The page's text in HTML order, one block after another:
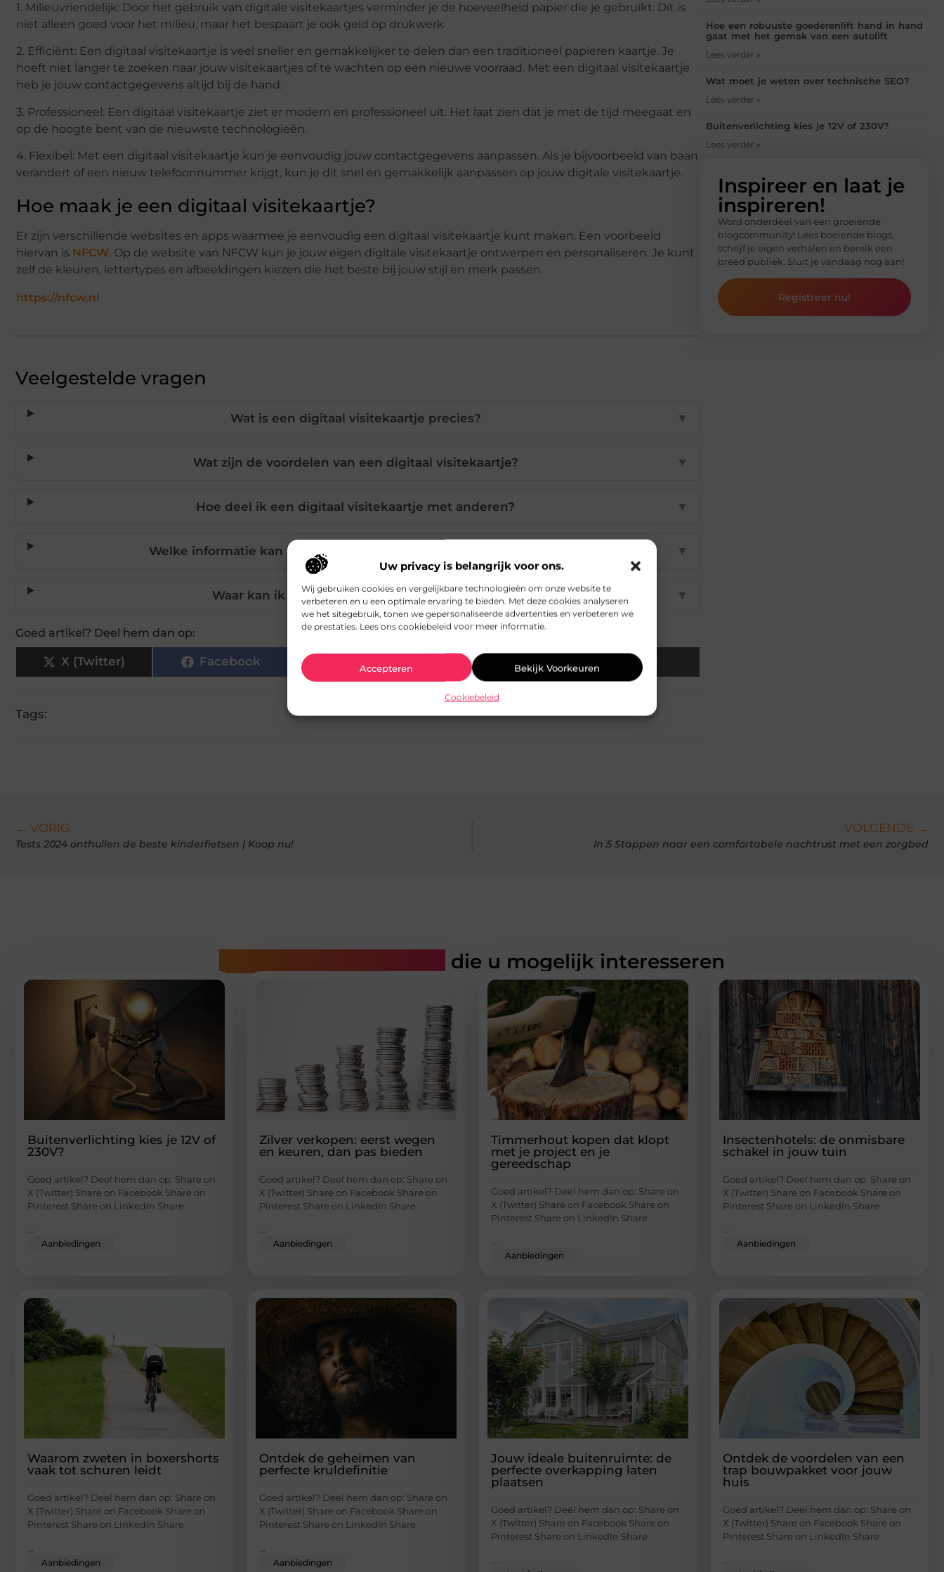
Uw privacy is belangrijk voor ons.
Wij gebruiken cookies en vergelijkbare technologieën om onze website te
verbeteren en u een optimale ervaring te bieden. Met deze cookies analyseren
we het sitegebruik, tonen we gepersonaliseerde advertenties en verbeteren we
de prestaties. Lees ons cookiebeleid voor meer informatie.
Accepteren Bekijk Voorkeuren
Cookiebeleid
1. Milieuvriendelijk: Door het gebruik van digitale visitekaartjes verminder je de hoeveelheid papier die je gebruikt. Dit is
niet alleen goed voor het milieu, maar het bespaart je ook geld op drukwerk.
2. Efficiënt: Een digitaal visitekaartje is veel sneller en gemakkelijker te delen dan een traditioneel papieren kaartje. Je
hoeft niet langer te zoeken naar jouw visitekaartjes of te wachten op een nieuwe voorraad. Met een digitaal visitekaartje
heb je jouw contactgegevens altijd bij de hand.
3. Professioneel: Een digitaal visitekaartje ziet er modern en professioneel uit. Het laat zien dat je met de tijd meegaat en
op de hoogte bent van de nieuwste technologieën.
4. Flexibel: Met een digitaal visitekaartje kun je eenvoudig jouw contactgegevens aanpassen. Als je bijvoorbeeld van baan
verandert of een nieuw telefoonnummer krijgt, kun je dit snel en gemakkelijk aanpassen op jouw digitale visitekaartje.
Hoe maak je een digitaal visitekaartje?
Er zijn verschillende websites en apps waarmee je eenvoudig een digitaal visitekaartje kunt maken. Een voorbeeld
hiervan is NFCW. Op de website van NFCW kun je jouw eigen digitale visitekaartje ontwerpen en personaliseren. Je kunt
zelf de kleuren, lettertypes en afbeeldingen kiezen die het beste bij jouw stijl en merk passen.
https://nfcw.nl
Veelgestelde vragen
Wat is een digitaal visitekaartje precies? ▼
Wat zijn de voordelen van een digitaal visitekaartje? ▼
Hoe deel ik een digitaal visitekaartje met anderen? ▼
Welke informatie kan ik toevoegen aan mijn digitale visitekaartje? ▼
Waar kan ik mijn digitaal visitekaartje maken? ▼
Goed artikel? Deel hem dan op:
X (Twitter) Facebook LinkedIn Email
Tags:
Hoe een robuuste goederenlift hand in hand
gaat met het gemak van een autolift
Lees verder »
Wat moet je weten over technische SEO?
Lees verder »
Buitenverlichting kies je 12V of 230V?
Lees verder »
Inspireer en laat je
inspireren!
Word onderdeel van een groeiende
blogcommunity! Lees boeiende blogs,
schrijf je eigen verhalen en bereik een
breed publiek. Sluit je vandaag nog aan!
Registreer nu!
← VORIG
Tests 2024 onthullen de beste kinderfietsen | Koop nu!
VOLGENDE →
In 5 Stappen naar een comfortabele nachtrust met een zorgbed
die u mogelijk interesseren
Buitenverlichting kies je 12V of
230V?
Goed artikel? Deel hem dan op: Share on
X (Twitter) Share on Facebook Share on
Pinterest Share on LinkedIn Share
...
Aanbiedingen
Zilver verkopen: eerst wegen
en keuren, dan pas bieden
Goed artikel? Deel hem dan op: Share on
X (Twitter) Share on Facebook Share on
Pinterest Share on LinkedIn Share
...
Aanbiedingen
Timmerhout kopen dat klopt
met je project en je
gereedschap
Goed artikel? Deel hem dan op: Share on
X (Twitter) Share on Facebook Share on
Pinterest Share on LinkedIn Share
...
Aanbiedingen
Insectenhotels: de onmisbare
schakel in jouw tuin
Goed artikel? Deel hem dan op: Share on
X (Twitter) Share on Facebook Share on
Pinterest Share on LinkedIn Share
...
Aanbiedingen
Waarom zweten in boxershorts
vaak tot schuren leidt
Goed artikel? Deel hem dan op: Share on
X (Twitter) Share on Facebook Share on
Pinterest Share on LinkedIn Share
Aanbiedingen
Ontdek de geheimen van
perfecte kruldefinitie
Goed artikel? Deel hem dan op: Share on
X (Twitter) Share on Facebook Share on
Pinterest Share on LinkedIn Share
Aanbiedingen
Jouw ideale buitenruimte: de
perfecte overkapping laten
plaatsen
Goed artikel? Deel hem dan op: Share on
X (Twitter) Share on Facebook Share on
Pinterest Share on LinkedIn Share
Ontdek de voordelen van een
trap bouwpakket voor jouw
huis
Goed artikel? Deel hem dan op: Share on
X (Twitter) Share on Facebook Share on
Pinterest Share on LinkedIn Share